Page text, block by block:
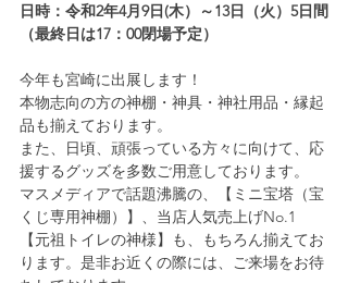
日時：令和2年4月9日(木）～13日（火）5日間
（最終日は17：00閉場予定）
今年も宮崎に出展します！
本物志向の方の神棚・神具・神社用品・縁起
品も揃えております。
また、日頃、頑張っている方々に向けて、応
援するグッズを多数ご用意しております。
マスメディアで話題沸騰の、【ミニ宝塔（宝
くじ専用神棚）】、当店人気売上げNo.1
【元祖トイレの神様】も、もちろん揃えてお
ります。是非お近くの際には、ご来場をお待